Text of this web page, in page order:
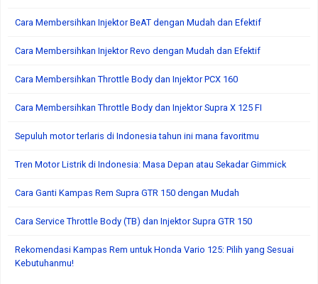
Cara Membersihkan Injektor BeAT dengan Mudah dan Efektif
Cara Membersihkan Injektor Revo dengan Mudah dan Efektif
Cara Membersihkan Throttle Body dan Injektor PCX 160
Cara Membersihkan Throttle Body dan Injektor Supra X 125 FI
Sepuluh motor terlaris di Indonesia tahun ini mana favoritmu
Tren Motor Listrik di Indonesia: Masa Depan atau Sekadar Gimmick
Cara Ganti Kampas Rem Supra GTR 150 dengan Mudah
Cara Service Throttle Body (TB) dan Injektor Supra GTR 150
Rekomendasi Kampas Rem untuk Honda Vario 125: Pilih yang Sesuai
Kebutuhanmu!